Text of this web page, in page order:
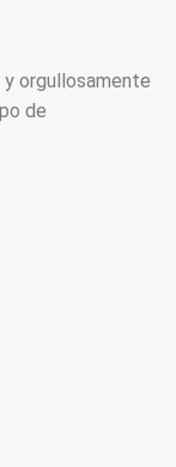
y orgullosamente
de